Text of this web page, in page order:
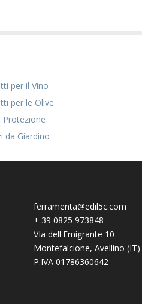
per il Vino
per le Olive
Protezione
da Giardino
ferramenta@edil5c.com
+ 39 0825 973848
VIa dell'Emigrante 10
Montefalcione, Avellino (IT)
P.IVA 01786360642